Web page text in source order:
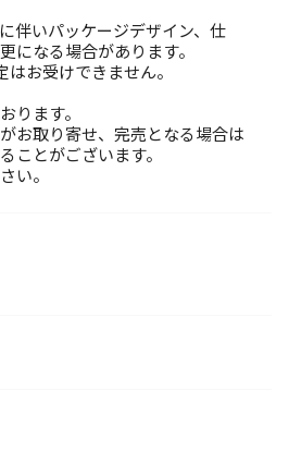
伴いパッケージデザイン、仕
になる場合があります。
お受けできません。
ります。
お取り寄せ、完売となる場合は
ことがございます。
い。